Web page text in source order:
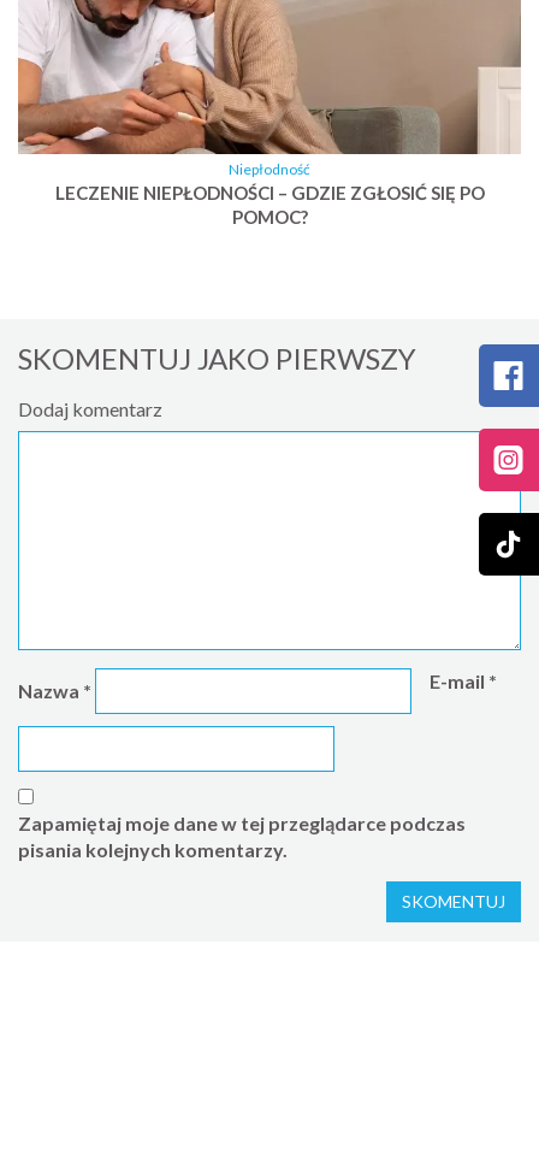
Niepłodność
LECZENIE NIEPŁODNOŚCI – GDZIE ZGŁOSIĆ SIĘ PO
POMOC?
SKOMENTUJ JAKO PIERWSZY
Dodaj komentarz
Nazwa * E-mail *
Zapamiętaj moje dane w tej przeglądarce podczas
pisania kolejnych komentarzy.